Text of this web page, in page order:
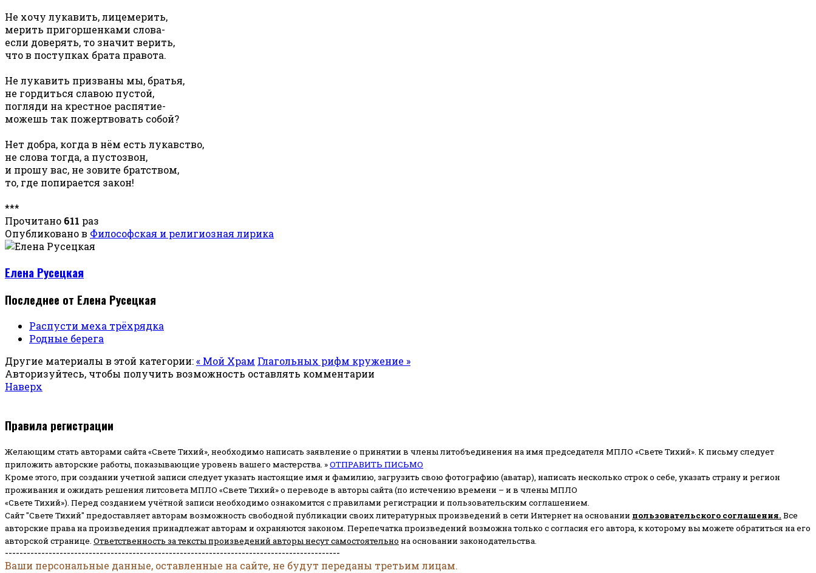
Не хочу лукавить, лицемерить,
мерить пригоршенками слова-
если доверять, то значит верить,
что в поступках брата правота.
Не лукавить призваны мы, братья,
не гордиться славою пустой,
погляди на крестное распятие-
можешь так пожертвовать собой?
Нет добра, когда в нём есть лукавство,
не слова тогда, а пустозвон,
и прошу вас, не зовите братством,
то, где попирается закон!
***
Прочитано 611 раз
Опубликовано в Философская и религиозная лирика
Елена Русецкая
Последнее от Елена Русецкая
Распусти меха трёхрядка
Родные берега
Другие материалы в этой категории:« Мой Храм Глагольных рифм кружение »
Авторизуйтесь, чтобы получить возможность оставлять комментарии
Наверх
Правила регистрации
Желающим стать авторами сайта «Свете Тихий», необходимо написать заявление о принятии в члены литобъединения на имя председателя МПЛО «Свете Тихий». К письму следует
приложить авторские работы, показывающие уровень вашего мастерства. »ОТПРАВИТЬ ПИСЬМО
Кроме этого, при создании учетной записи следует указать настоящие имя и фамилию, загрузить свою фотографию (аватар), написать несколько строк о себе, указать страну и регион
проживания и ожидать решения литсовета МПЛО «Свете Тихий» о переводе в авторы сайта (по истечению времени – и в члены МПЛО
«Свете Тихий»). Перед созданием учётной записи необходимо ознакомится с правилами регистрации и пользовательским соглашением.
Сайт "Свете Тихий" предоставляет авторам возможность свободной публикации своих литературных произведений в сети Интернет на основании пользовательского соглашения. Все
авторские права на произведения принадлежат авторам и охраняются законом. Перепечатка произведений возможна только с согласия его автора, к которому вы можете обратиться на его
авторской странице. Ответственность за тексты произведений авторы несут самостоятельно на основании законодательства.
--------------------------------------------------------------------------------------------
Ваши персональные данные, оставленные на сайте, не будут переданы третьим лицам.